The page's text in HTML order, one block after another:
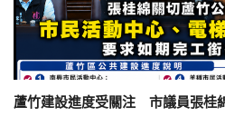
蘆竹建設進度受關注 市議員張桂